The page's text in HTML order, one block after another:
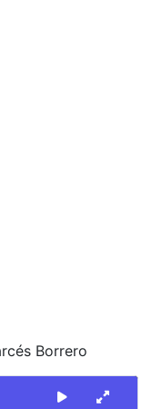
Borrero